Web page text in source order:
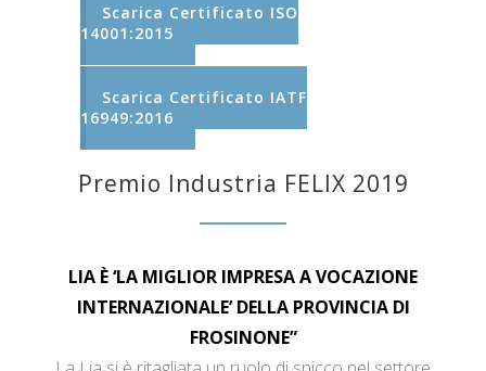
Scarica Certificato ISO
14001:2015
Scarica Certificato IATF
16949:2016
Premio Industria FELIX 2019
LIA È ‘LA MIGLIOR IMPRESA A VOCAZIONE
INTERNAZIONALE’ DELLA PROVINCIA DI
FROSINONE”